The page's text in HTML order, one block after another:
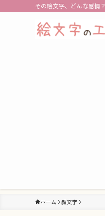
その絵文字、どんな感情？
ホーム 顔文字